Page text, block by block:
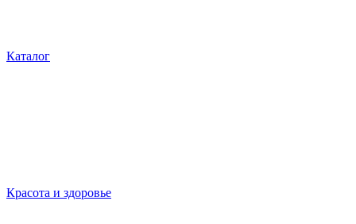
Каталог
Красота и здоровье